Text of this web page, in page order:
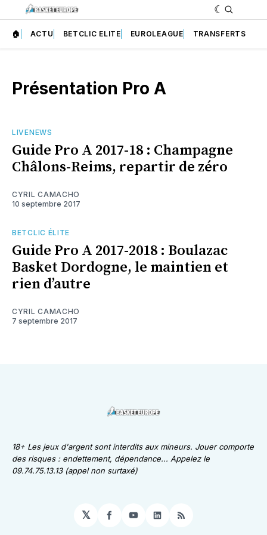
🏠 ACTU BETCLIC ELITE EUROLEAGUE TRANSFERTS
Présentation Pro A
LIVENEWS
Guide Pro A 2017-18 : Champagne
Châlons-Reims, repartir de zéro
CYRIL CAMACHO
10 septembre 2017
BETCLIC ÉLITE
Guide Pro A 2017-2018 : Boulazac
Basket Dordogne, le maintien et
rien d’autre
CYRIL CAMACHO
7 septembre 2017
18+ Les jeux d'argent sont interdits aux mineurs. Jouer comporte
des risques : endettement, dépendance... Appelez le
09.74.75.13.13 (appel non surtaxé)
𝕏 Facebook
YouTube
LinkedIn
RSS